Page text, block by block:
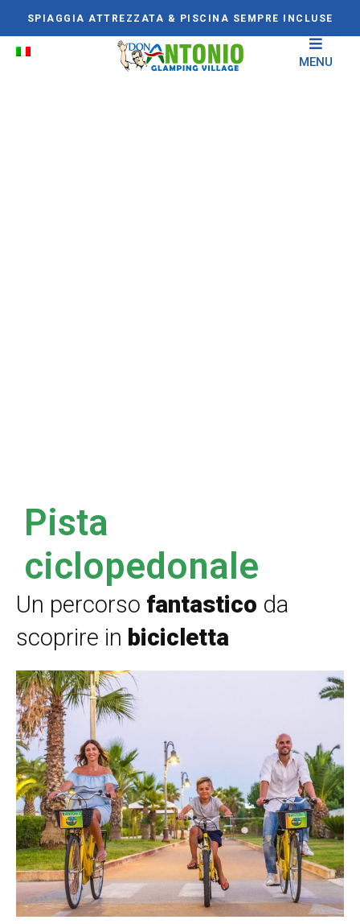
SPIAGGIA ATTREZZATA & PISCINA SEMPRE INCLUSE
MENU
Pista
ciclopedonale
Un percorso fantastico da
scoprire in bicicletta